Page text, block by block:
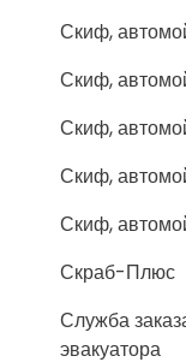
Скиф,
Скиф,
Скиф,
Скиф,
Скиф,
Скраб-Плюс
Служба
эвакуатора